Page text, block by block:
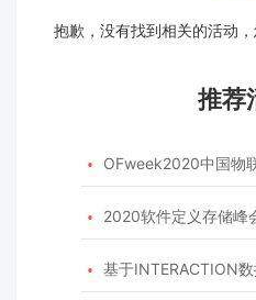
抱歉，没有找到相关的活动
推荐
 OFweek2020中国物
 2020软件定义存储峰
 基于INTERACTION数据集